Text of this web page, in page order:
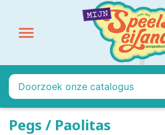

Pegs / Paolitas